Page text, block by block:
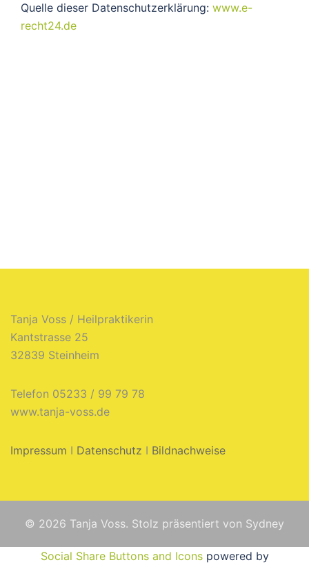
Quelle dieser Datenschutzerklärung: www.e-
recht24.de
Tanja Voss / Heilpraktikerin
Kantstrasse 25
32839 Steinheim
Telefon 05233 / 99 79 78
www.tanja-voss.de
Impressum I Datenschutz I Bildnachweise
© 2026 Tanja Voss. Stolz präsentiert von Sydney
Social Share Buttons and Iconspowered by